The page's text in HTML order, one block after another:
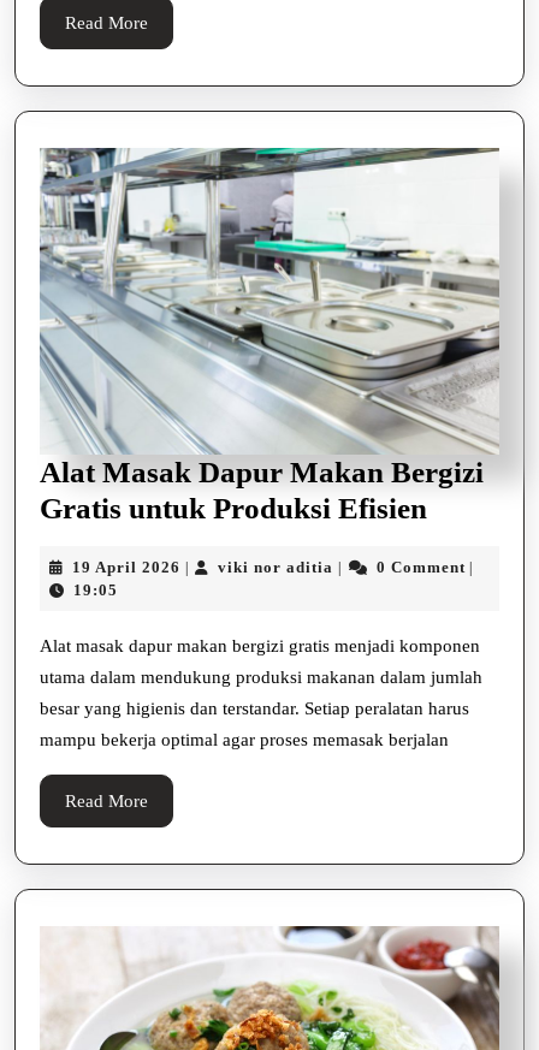
Read More
More
Alat Masak Dapur Makan Bergizi
Gratis untuk Produksi Efisien
Dapur
Bergizi
Gratis
untuk
19 April 2026 19
| viki nor aditia viki
| 0 Comment |
19:05
Alat masak dapur makan bergizi gratis menjadi komponen
utama dalam mendukung produksi makanan dalam jumlah
besar yang higienis dan terstandar. Setiap peralatan harus
mampu bekerja optimal agar proses memasak berjalan
Read More
More